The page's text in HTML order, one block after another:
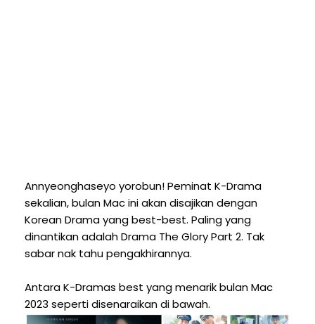
Annyeonghaseyo yorobun! Peminat K-Drama
sekalian, bulan Mac ini akan disajikan dengan
Korean Drama yang best-best. Paling yang
dinantikan adalah Drama The Glory Part 2. Tak
sabar nak tahu pengakhirannya.
Antara K-Dramas best yang menarik bulan Mac
2023 seperti disenaraikan di bawah.